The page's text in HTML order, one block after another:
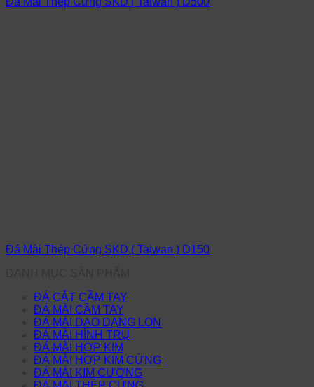
Đá Mài Thép Cứng SKD ( Taiwan ) D150
ĐÁ CẮT CẦM TAY
ĐÁ MÀI CẦM TAY
ĐÁ MÀI DAO DẠNG LON
ĐÁ MÀI HÌNH TRỤ
ĐÁ MÀI HỢP KIM
ĐÁ MÀI HỢP KIM CỨNG
ĐÁ MÀI KIM CƯƠNG